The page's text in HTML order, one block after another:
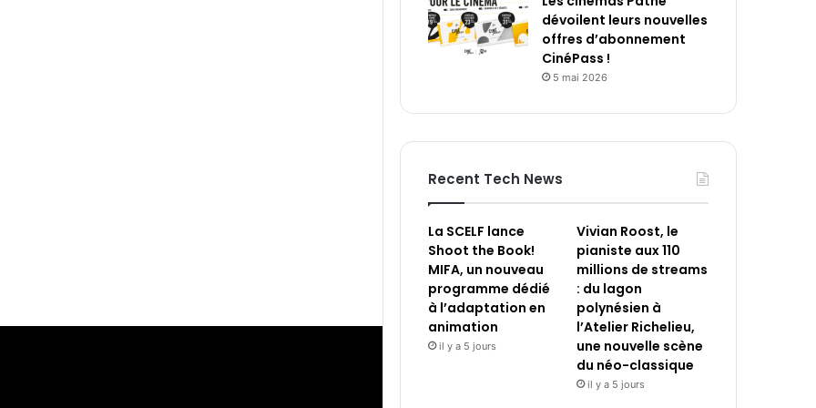
dévoilent leurs nouvelles
offres d’abonnement
CinéPass !
5 mai 2026
Recent Tech News
La SCELF lance
Shoot the Book!
MIFA, un nouveau
programme dédié
à l’adaptation en
animation
il y a 5 jours
Vivian Roost, le
pianiste aux 110
millions de streams
: du lagon
polynésien à
l’Atelier Richelieu,
une nouvelle scène
du néo-classique
il y a 5 jours